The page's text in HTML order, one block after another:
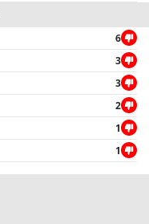
6
3
3
2
1
1